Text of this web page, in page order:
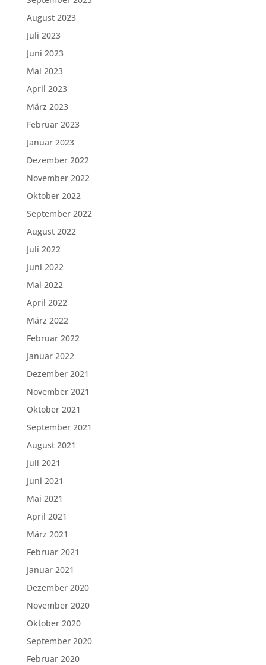
August 2023
Juli 2023
Juni 2023
Mai 2023
April 2023
März 2023
Februar 2023
Januar 2023
Dezember 2022
November 2022
Oktober 2022
September 2022
August 2022
Juli 2022
Juni 2022
Mai 2022
April 2022
März 2022
Februar 2022
Januar 2022
Dezember 2021
November 2021
Oktober 2021
September 2021
August 2021
Juli 2021
Juni 2021
Mai 2021
April 2021
März 2021
Februar 2021
Januar 2021
Dezember 2020
November 2020
Oktober 2020
September 2020
Februar 2020